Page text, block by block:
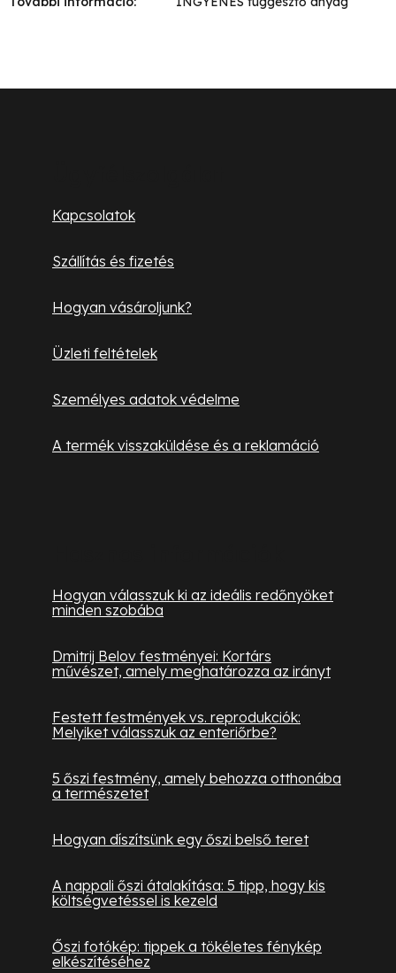
Kapcsolatok
Szállítás és fizetés
Hogyan vásároljunk?
Üzleti feltételek
Személyes adatok védelme
A termék visszaküldése és a reklamáció
Hogyan válasszuk ki az ideális redőnyöket
minden szobába
Dmitrij Belov festményei: Kortárs
művészet, amely meghatározza az irányt
Festett festmények vs. reprodukciók:
Melyiket válasszuk az enteriőrbe?
5 őszi festmény, amely behozza otthonába
a természetet
Hogyan díszítsünk egy őszi belső teret
A nappali őszi átalakítása: 5 tipp, hogy kis
költségvetéssel is kezeld
Őszi fotókép: tippek a tökéletes fénykép
elkészítéséhez